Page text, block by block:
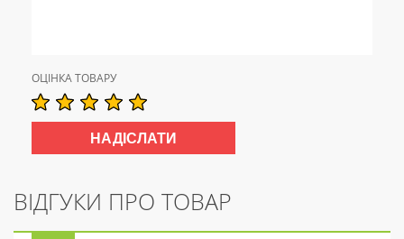
ОЦІНКА ТОВАРУ
ВІДГУКИ ПРО ТОВАР